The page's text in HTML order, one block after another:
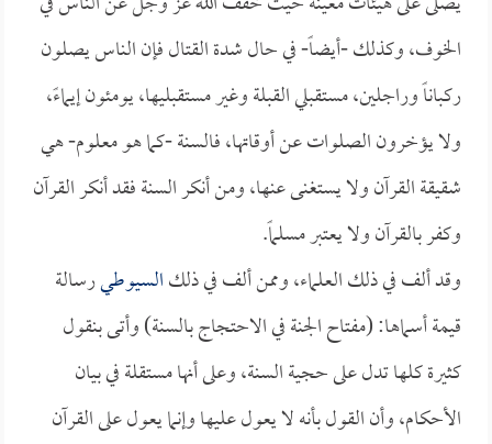
الخوف، وكذلك -أيضاً- في حال شدة القتال فإن الناس يصلون
ركباناً وراجلين، مستقبلي القبلة وغير مستقبليها، يومئون إيماءً،
ولا يؤخرون الصلوات عن أوقاتها، فالسنة -كما هو معلوم- هي
شقيقة القرآن ولا يستغنى عنها، ومن أنكر السنة فقد أنكر القرآن
وكفر بالقرآن ولا يعتبر مسلماً.
وقد ألف في ذلك العلماء، وممن ألف في ذلكالسيوطيرسالة
قيمة أسماها: (مفتاح الجنة في الاحتجاج بالسنة) وأتى بنقول
كثيرة كلها تدل على حجية السنة، وعلى أنها مستقلة في بيان
الأحكام، وأن القول بأنه لا يعول عليها وإنما يعول على القرآن